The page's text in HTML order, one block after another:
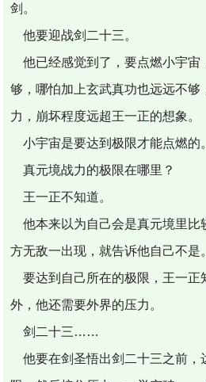
剑。
他要迎战剑二十三。
他已经感觉到了，要点燃小宇宙
够，哪怕加上玄武真功也远远不够
力，崩坏程度远超王一正的想象。
小宇宙是要达到极限才能点燃的。
真元境战力的极限在哪里？
王一正不知道。
他本来以为自己会是真元境里比
方无敌一出现，就告诉他自己不是。
要达到自己所在的极限，王一正
外，他还需要外界的压力。
剑二十三……
他要在剑圣悟出剑二十三之前，